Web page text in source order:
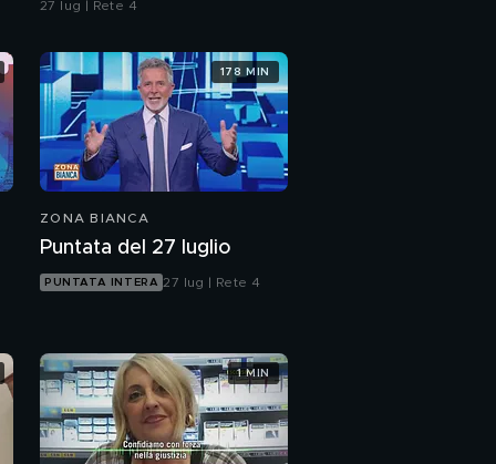
Ilenia Fabbri: la
confessione di Pierluigi
Barbieri
Ilenia Fabbri:
l'interrogatorio di
Claudio Nanni: "non
27 lug | Rete 4
ZONA BIANCA
Puntata del 27 luglio
PUNTATA INTERA 27 lug | Rete 4
178 MIN
1 MIN